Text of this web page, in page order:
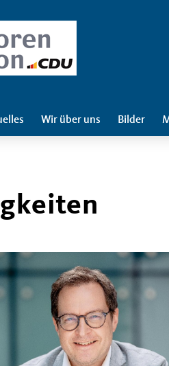
Wir über uns Bilder